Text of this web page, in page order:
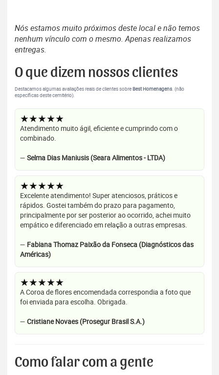
Nós estamos muito próximos deste local e não temos
nenhum vínculo com o mesmo. Apenas realizamos
entregas.
O que dizem nossos clientes
Destacamos algumas avaliações reais de clientes sobre Best Homenagens. (não
específicas deste cemitério).
★★★★★
Atendimento muito ágil, eficiente e cumprindo com o
combinado.
— Selma Dias Maniusis (Seara Alimentos - LTDA)
★★★★★
Excelente atendimento! Super atenciosos, práticos e
rápidos. Gostei também do prazo para pagamento,
principalmente por ser posterior ao ocorrido, achei muito
empático e diferenciado em relação a outras empresas.
— Fabiana Thomaz Paixão da Fonseca (Diagnósticos das
Américas)
★★★★★
A Coroa de flores encomendada correspondia a foto que
foi enviada para escolha. Obrigada.
— Cristiane Novaes (Prosegur Brasil S.A.)
Como falar com a gente